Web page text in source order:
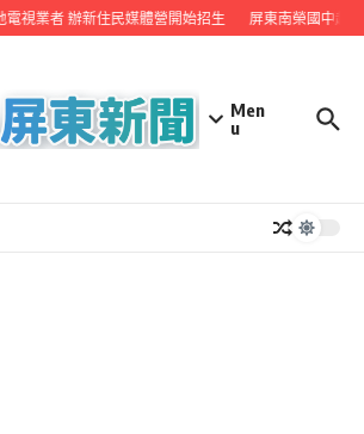
視業者 辦新住民媒體營開始招生 屏東南榮國中赴
Men
u